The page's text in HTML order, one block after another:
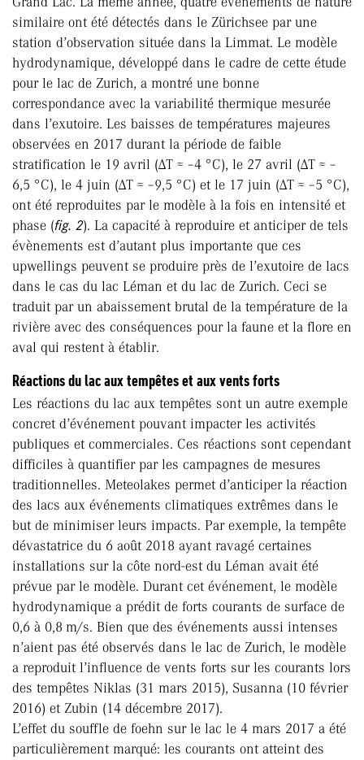
similaire ont été détectés dans le Zürichsee par une
station d’observation située dans la Limmat. Le modèle
hydrodynamique, développé dans le cadre de cette étude
pour le lac de Zurich, a montré une bonne
correspondance avec la variabilité thermique mesurée
dans l’exutoire. Les baisses de températures majeures
observées en 2017 durant la période de faible
stratification le 19 avril (ΔT ≈ –4 °C), le 27 avril (ΔT ≈ –
6,5 °C), le 4 juin (ΔT ≈ –9,5 °C) et le 17 juin (ΔT ≈ –5 °C),
ont été reproduites par le modèle à la fois en intensité et
phase (fig. 2). La capacité à reproduire et anticiper de tels
évènements est d’autant plus importante que ces
upwellings peuvent se produire près de l’exutoire de lacs
dans le cas du lac Léman et du lac de Zurich. Ceci se
traduit par un abaissement brutal de la température de la
rivière avec des conséquences pour la faune et la flore en
aval qui restent à établir.
Réactions du lac aux tempêtes et aux vents forts
Les réactions du lac aux tempêtes sont un autre exemple
concret d’événement pouvant impacter les activités
publiques et commerciales. Ces réactions sont cependant
difficiles à quantifier par les campagnes de mesures
traditionnelles. Meteolakes permet d’anticiper la réaction
des lacs aux événements climatiques extrêmes dans le
but de minimiser leurs impacts. Par exemple, la tempête
dévastatrice du 6 août 2018 ayant ravagé certaines
installations sur la côte nord-est du Léman avait été
prévue par le modèle. Durant cet événement, le modèle
hydrodynamique a prédit de forts courants de surface de
0,6 à 0,8 m/s. Bien que des événements aussi intenses
n’aient pas été observés dans le lac de Zurich, le modèle
a reproduit l’influence de vents forts sur les courants lors
des tempêtes Niklas (31 mars 2015), Susanna (10 février
2016) et Zubin (14 décembre 2017).
L’effet du souffle de foehn sur le lac le 4 mars 2017 a été
particulièrement marqué: les courants ont atteint des